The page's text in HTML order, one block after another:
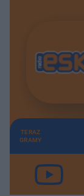
TERAZ
GRAMY